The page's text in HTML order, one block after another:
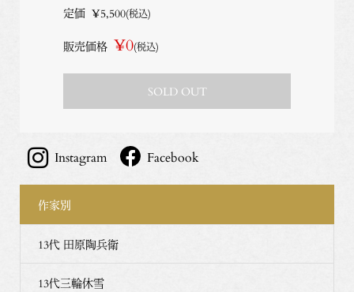
定価 ¥5,500(税込)
販売価格 ¥0(税込)
SOLD OUT
Instagram Facebook
作家別
13代 田原陶兵衛
13代三輪休雪